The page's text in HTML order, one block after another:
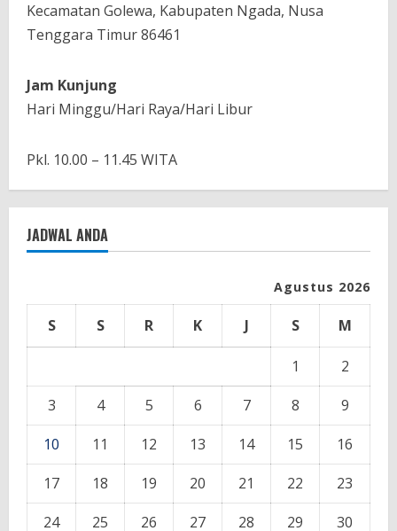
Kecamatan Golewa, Kabupaten Ngada, Nusa
Tenggara Timur 86461
Jam Kunjung
Hari Minggu/Hari Raya/Hari Libur
Pkl. 10.00 – 11.45 WITA
JADWAL ANDA
Agustus 2026
S S R K J S M
1
2
3
4 5 6 7 8
9
10
11 12 13 14 15
16
17
18 19 20 21 22
23
24
25 26 27 28 29 30